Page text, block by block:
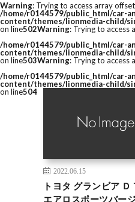
Warning: Trying to access array
/home/r0144579/public_html/car-
content/themes/lionmedia-child/
on line502Warning: Trying to access
/home/r0144579/public_html/car-
content/themes/lionmedia-child/
on line503Warning: Trying to access
/home/r0144579/public_html/car-
content/themes/lionmedia-child/
on line504
2022.06.15
トヨタ グランビア
エアロスポーツバー